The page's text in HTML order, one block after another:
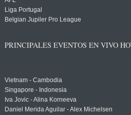
Liga Portugal
Belgian Jupiler Pro League
PRINCIPALES EVENTOS EN VIVO
Vietnam - Cambodia
Singapore - Indonesia
Iva Jovic - Alina Korneeva
Daniel Merida Aguilar - Alex Michelsen